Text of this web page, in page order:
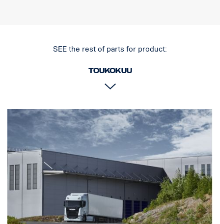
SEE the rest of parts for product:
Toukokuu